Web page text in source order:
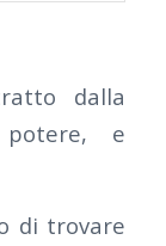
dalla
potere, e
di trovare